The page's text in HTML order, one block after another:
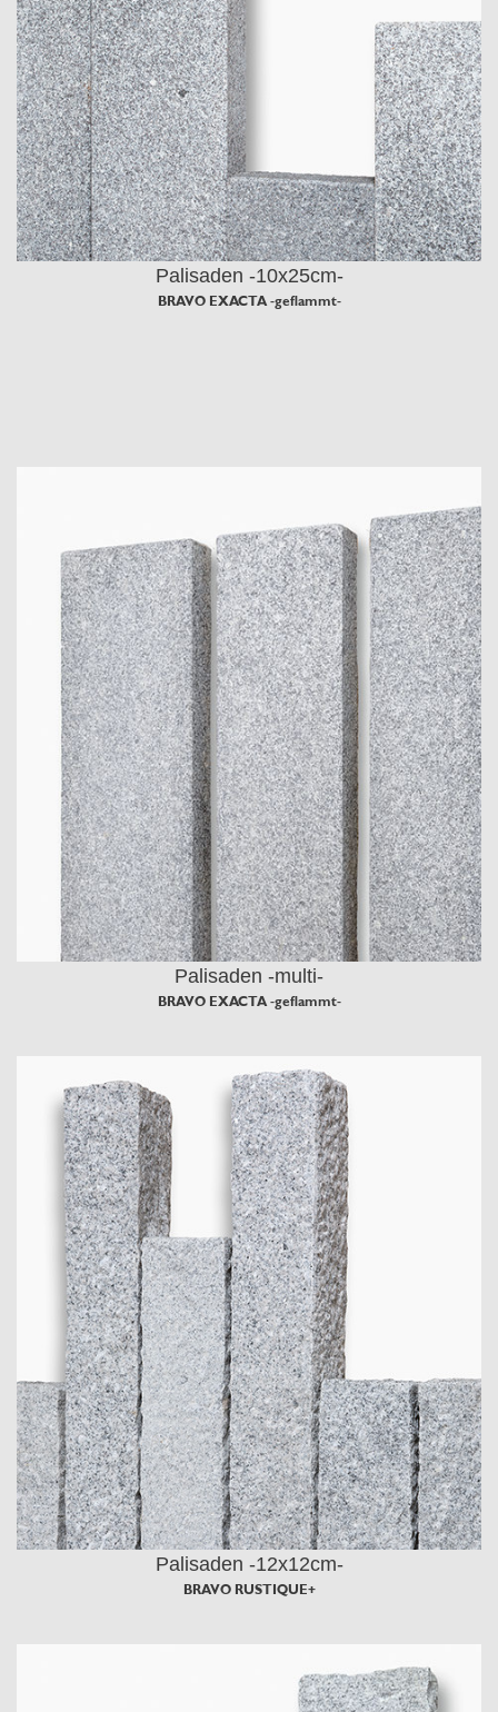
Palisaden -10x25cm-
BRAVO EXACTA -geflammt-
Palisaden -multi-
BRAVO EXACTA -geflammt-
Palisaden -12x12cm-
BRAVO RUSTIQUE+